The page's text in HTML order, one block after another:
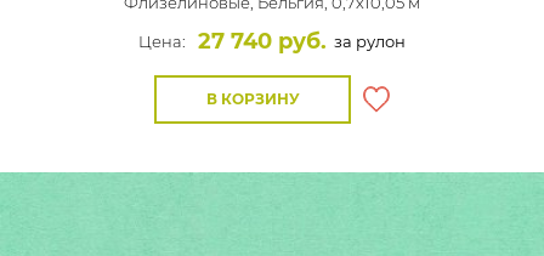
Цена:
27 740 руб. за рулон
В КОРЗИНУ